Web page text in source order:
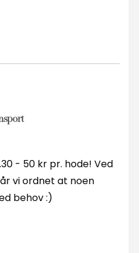
- 50 kr pr. hode! Ved
vi ordnet at noen
behov :)